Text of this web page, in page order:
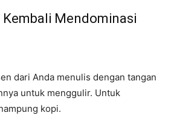
Mendominasi
dari Anda menulis dengan tangan
untuk menggulir. Untuk
kopi.